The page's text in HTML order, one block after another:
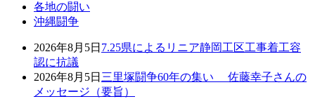
各地の闘い
沖縄闘争
2026年8月5日 7.25県によるリニア静岡工区工事着工容
認に抗議
2026年8月5日 三里塚闘争60年の集い 佐藤幸子さんの
メッセージ（要旨）